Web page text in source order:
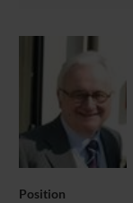
Position